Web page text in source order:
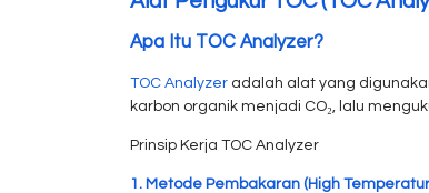
Apa Itu TOC Analyzer?
TOC Analyzer adalah alat yang
karbon organik menjadi CO₂, lalu
Prinsip Kerja TOC Analyzer
1. Metode Pembakaran (High